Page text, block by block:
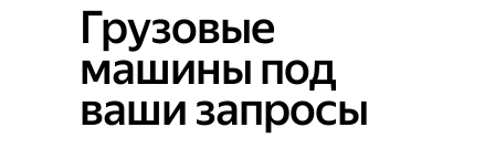
Грузовые
машины под
ваши запросы